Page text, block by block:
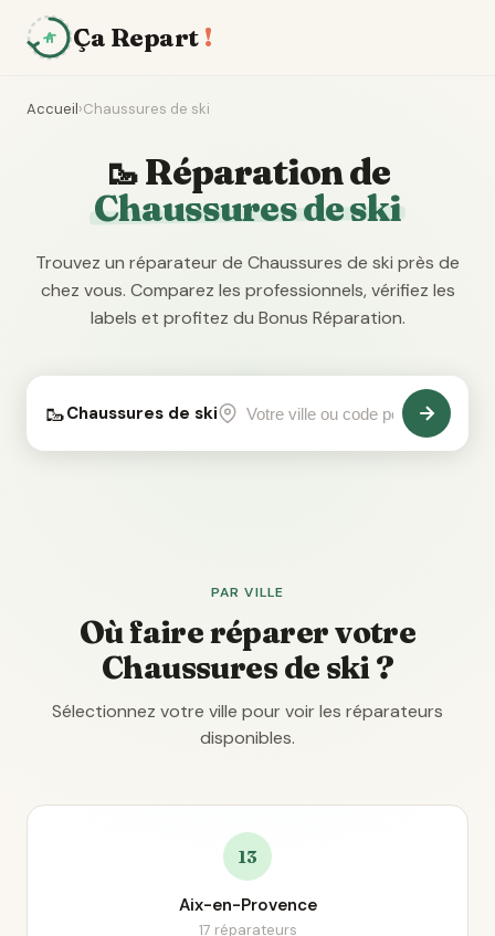
Ça Repart !
Accueil›Chaussures de ski
🥾 Réparation de
Chaussures de ski
Trouvez un réparateur de Chaussures de ski près de
chez vous. Comparez les professionnels, vérifiez les
labels et profitez du Bonus Réparation.
🥾Chaussures de ski
PAR VILLE
Où faire réparer votre
Chaussures de ski ?
Sélectionnez votre ville pour voir les réparateurs
disponibles.
13
Aix-en-Provence
17 réparateurs